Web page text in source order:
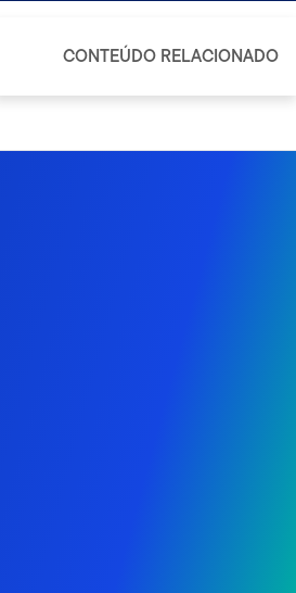
CONTEÚDO RELACIONADO